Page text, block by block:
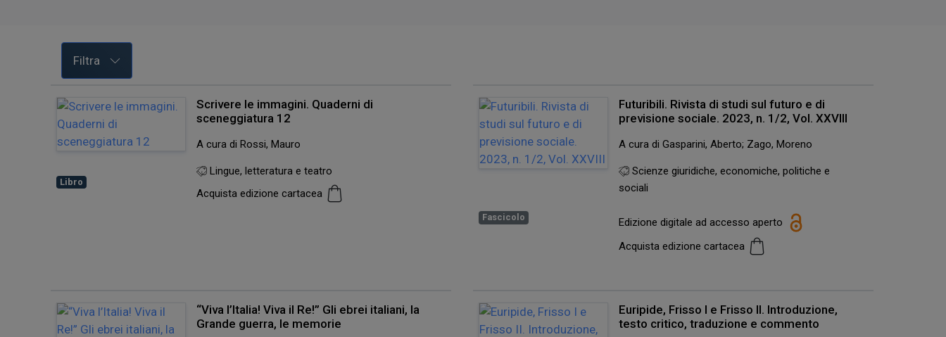
Filtra
Libro
Scrivere le immagini. Quaderni di
sceneggiatura 12
A cura di Rossi, Mauro
Lingue, letteratura e teatro
Acquista edizione cartacea
Fascicolo
Futuribili. Rivista di studi sul futuro e di
previsione sociale. 2023, n. 1/2, Vol. XXVIII
A cura di Gasparini, Aberto; Zago, Moreno
Scienze giuridiche, economiche, politiche e
sociali
Edizione digitale ad accesso aperto
Acquista edizione cartacea
“Viva l’Italia! Viva il Re!” Gli ebrei italiani, la
Grande guerra, le memorie
Euripide, Frisso I e Frisso II. Introduzione,
testo critico, traduzione e commento